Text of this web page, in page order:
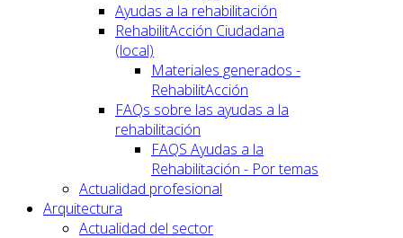
Ayudas a la rehabilitación
RehabilitAcción Ciudadana
(local)
Materiales generados -
RehabilitAcción
FAQs sobre las ayudas a la
rehabilitación
FAQS Ayudas a la
Rehabilitación - Por temas
Actualidad profesional
Arquitectura
Actualidad del sector